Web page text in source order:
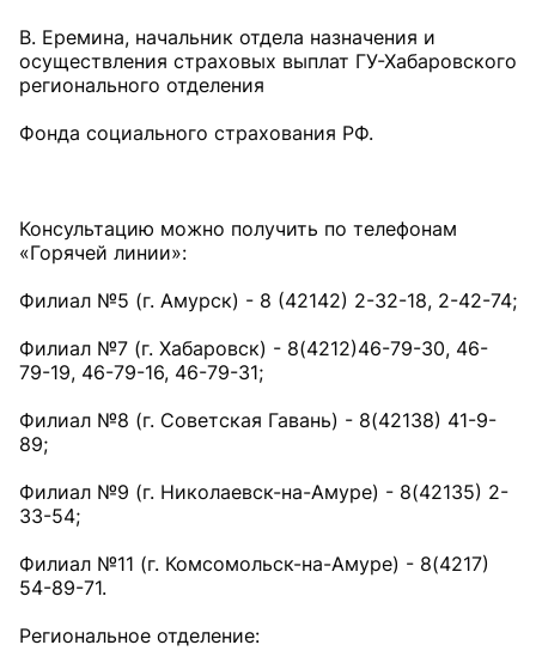
В. Еремина, начальник отдела назначения и
осуществления страховых выплат ГУ-Хабаровского
регионального отделения
Фонда социального страхования РФ.
Консультацию можно получить по телефонам
«Горячей линии»:
Филиал №5 (г. Амурск) - 8 (42142) 2-32-18, 2-42-74;
Филиал №7 (г. Хабаровск) - 8(4212)46-79-30, 46-
79-19, 46-79-16, 46-79-31;
Филиал №8 (г. Советская Гавань) - 8(42138) 41-9-
89;
Филиал №9 (г. Николаевск-на-Амуре) - 8(42135) 2-
33-54;
Филиал №11 (г. Комсомольск-на-Амуре) - 8(4217)
54-89-71.
Региональное отделение: